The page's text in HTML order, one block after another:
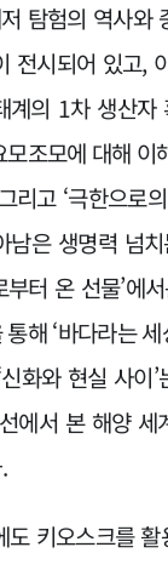
탐험의 역사와
전시되어 있고,
계의 1차 생산
조모에 대해 이
리고 ‘극한으로
남은 생명력 넘
부터 온 선물’에
해 ‘바다라는
화와 현실 사이
에서 본 해양 세
키오스크를